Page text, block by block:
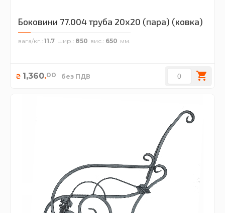
Боковини 77.004 труба 20х20 (пара) (ковка)
вага/кг. 11.7 шир. 850 вис. 650
₴ 1,360.00 без ПДВ